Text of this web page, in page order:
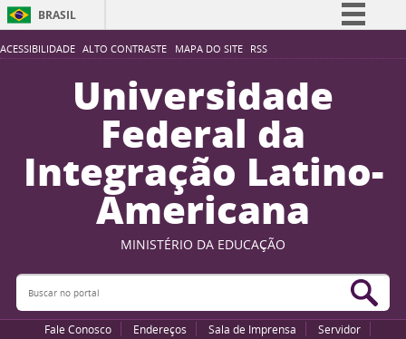
ACESSIBILIDADE ALTO CONTRASTE MAPA DO SITE RSS
BRASIL
Simplifique!
Participe
Acesso à informação
Legislação
Canais
Universidade
Federal da
Integração Latino-
Americana
MINISTÉRIO DA EDUCAÇÃO
Buscar no portal
Fale Conosco Endereços Sala de Imprensa
Servidor